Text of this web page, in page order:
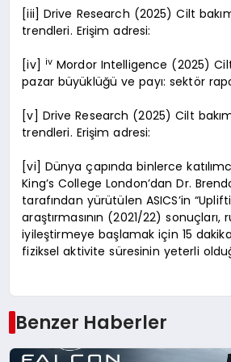
[iii] Drive Research (2025) Cilt
trendleri. Erişim adresi:
[iv] iv Mordor Intelligence (2025)
pazar büyüklüğü ve payı: sektör
[v] Drive Research (2025) Cilt
trendleri. Erişim adresi:
[vi] Dünya çapında binlerce
King’s College London’dan Dr.
tarafından yürütülen ASICS’in
araştırmasının (2021/22) sonuçları,
iyileştirmeye başlamak için 15
fiziksel aktivite süresinin yeterli
Benzer Haberler